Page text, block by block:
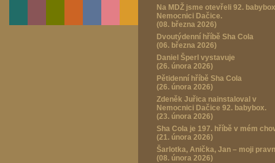
Na MDŽ jsme otevřeli 92.
Nemocnici Dačice.
(08. března 2026)
Dvoutýdenní hříbě Sha Cola
(06. března 2026)
Daniel Šperl vystavuje
(26. února 2026)
Pětidenní hříbě Sha Cola
(26. února 2026)
Zdeněk Juřica nainstaloval v
Nemocnici Dačice 92. babybox.
(23. února 2026)
Sha Cola je 197. hříbě v mém
(21. února 2026)
Šarlotka, Anička, Jan – moji
(08. února 2026)